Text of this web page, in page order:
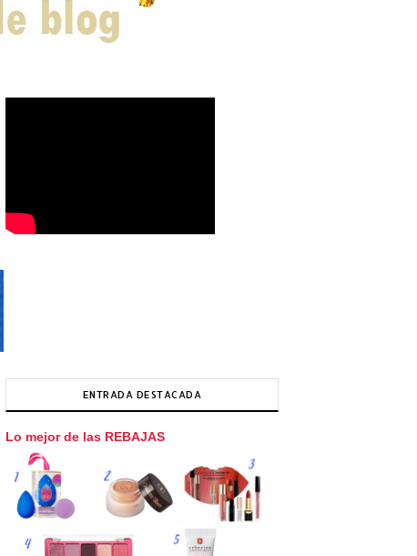
ENTRADA DESTACADA
Lo mejor de las REBAJAS